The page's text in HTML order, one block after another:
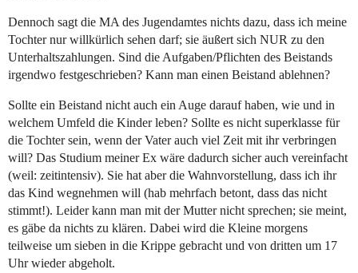
Dennoch sagt die MA des Jugendamtes nichts dazu, dass ich meine
Tochter nur willkürlich sehen darf; sie äußert sich NUR zu den
Unterhaltszahlungen. Sind die Aufgaben/Pflichten des Beistands
irgendwo festgeschrieben? Kann man einen Beistand ablehnen?
Sollte ein Beistand nicht auch ein Auge darauf haben, wie und in
welchem Umfeld die Kinder leben? Sollte es nicht superklasse für
die Tochter sein, wenn der Vater auch viel Zeit mit ihr verbringen
will? Das Studium meiner Ex wäre dadurch sicher auch vereinfacht
(weil: zeitintensiv). Sie hat aber die Wahnvorstellung, dass ich ihr
das Kind wegnehmen will (hab mehrfach betont, dass das nicht
stimmt!). Leider kann man mit der Mutter nicht sprechen; sie meint,
es gäbe da nichts zu klären. Dabei wird die Kleine morgens
teilweise um sieben in die Krippe gebracht und von dritten um 17
Uhr wieder abgeholt.